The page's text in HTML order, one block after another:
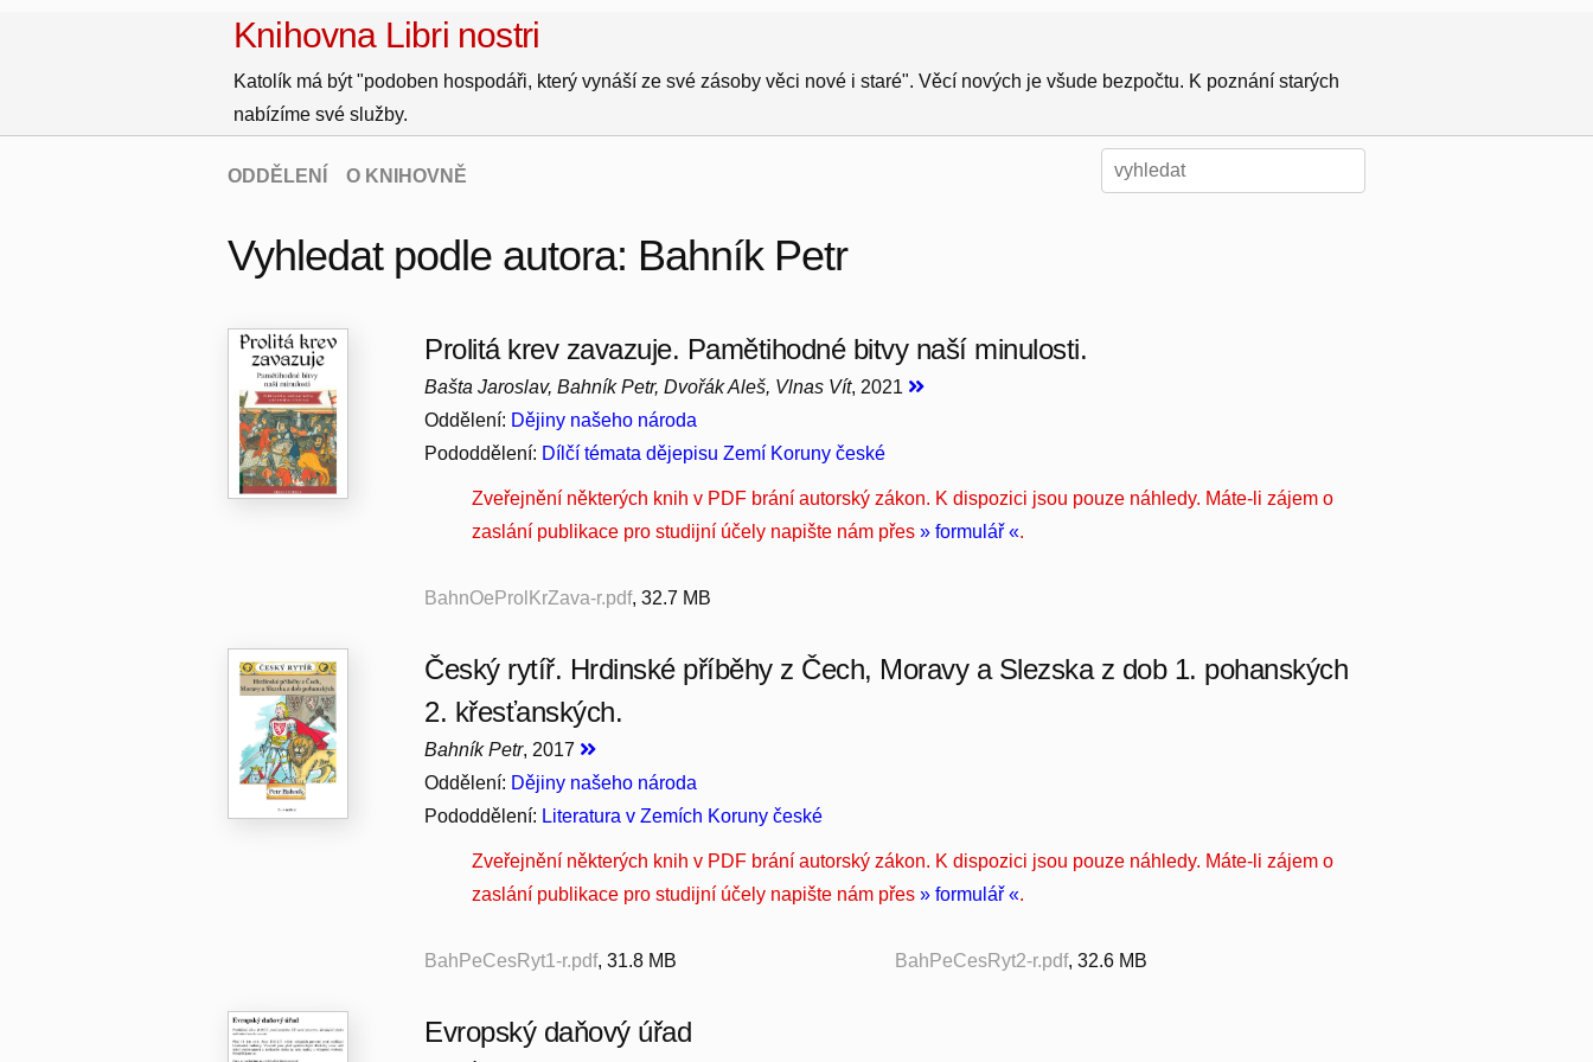
Knihovna Libri nostri
Katolík má být "podoben hospodáři, který vynáší ze své zásoby věci nové i staré". Věcí nových je všude bezpočtu. K poznání starých
nabízíme své služby.
ODDĚLENÍ O KNIHOVNĚ
Vyhledat podle autora: Bahník Petr
Prolitá krev zavazuje. Pamětihodné bitvy naší minulosti.
Bašta Jaroslav, Bahník Petr, Dvořák Aleš, Vlnas Vít, 2021
Oddělení: Dějiny našeho národa
Pododdělení: Dílčí témata dějepisu Zemí Koruny české
Zveřejnění některých knih v PDF brání autorský zákon. K dispozici jsou pouze náhledy. Máte-li zájem o
zaslání publikace pro studijní účely napište nám přes» formulář «.
BahnOeProlKrZava-r.pdf, 32.7 MB
Český rytíř. Hrdinské příběhy z Čech, Moravy a Slezska z dob 1. pohanských
2. křesťanských.
Bahník Petr, 2017
Oddělení: Dějiny našeho národa
Pododdělení: Literatura v Zemích Koruny české
Zveřejnění některých knih v PDF brání autorský zákon. K dispozici jsou pouze náhledy. Máte-li zájem o
zaslání publikace pro studijní účely napište nám přes» formulář «.
BahPeCesRyt1-r.pdf, 31.8 MB BahPeCesRyt2-r.pdf, 32.6 MB
Evropský daňový úřad